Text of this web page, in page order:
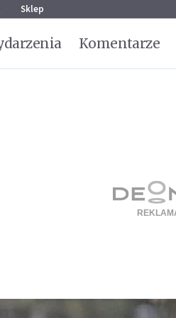
Sklep
Komentarze